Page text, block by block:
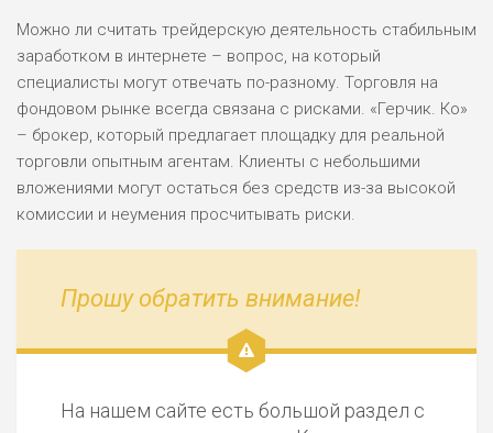
Можно ли считать трейдерскую деятельность стабильным
заработком в интернете – вопрос, на который
специалисты могут отвечать по-разному. Торговля на
фондовом рынке всегда связана с рисками. «Герчик. Ко»
– брокер, который предлагает площадку для реальной
торговли опытным агентам. Клиенты с небольшими
вложениями могут остаться без средств из-за высокой
комиссии и неумения просчитывать риски.
Прошу обратить внимание!
На нашем сайте есть большой раздел с